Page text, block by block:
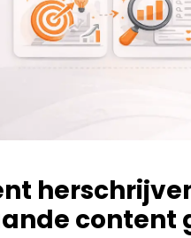
content